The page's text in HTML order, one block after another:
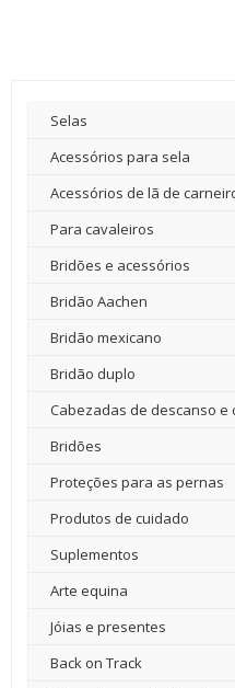
Selas
Acessórios para sela
Acessórios de lã de
Para cavaleiros
Bridões e acessórios
Bridão Aachen
Bridão mexicano
Bridão duplo
Cabezadas de descanso e
Bridões
Proteções para as pernas
Produtos de cuidado
Suplementos
Arte equina
Jóias e presentes
Back on Track